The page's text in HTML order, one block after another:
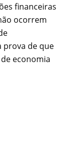
financeiras
ocorrem
prova de que
economia